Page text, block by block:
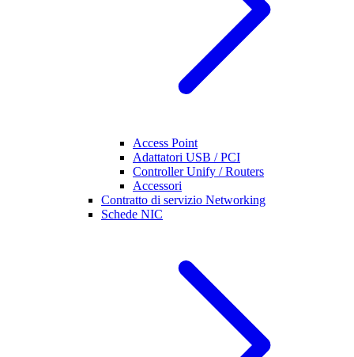
Access Point
Adattatori USB / PCI
Controller Unify / Routers
Accessori
Contratto di servizio Networking
Schede NIC